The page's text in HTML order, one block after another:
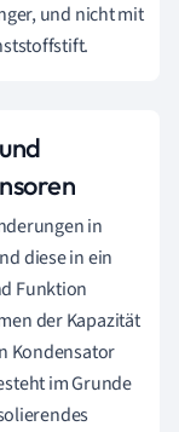
und nicht mit
in
diese in ein
Funktion
der Kapazität
Kondensator
im Grunde